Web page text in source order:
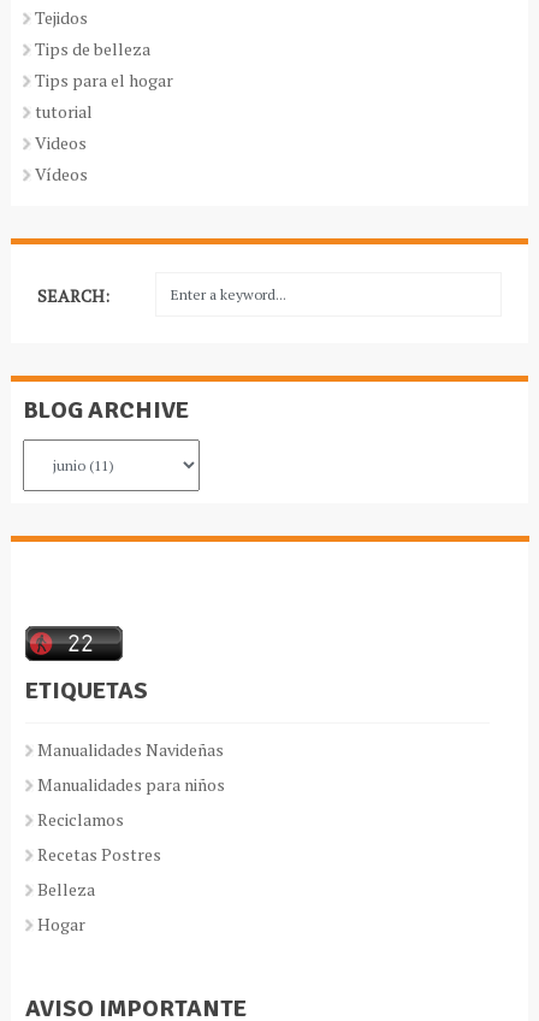
Tejidos
Tips de belleza
Tips para el hogar
tutorial
Videos
Vídeos
SEARCH:
BLOG ARCHIVE
ETIQUETAS
Manualidades Navideñas
Manualidades para niños
Reciclamos
Recetas Postres
Belleza
Hogar
AVISO IMPORTANTE